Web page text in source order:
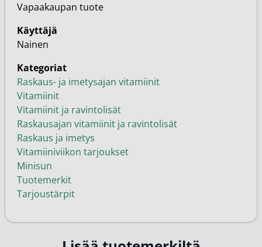
Vapaakaupan tuote
Käyttäjä
Nainen
Kategoriat
Raskaus- ja imetysajan vitamiinit
Vitamiinit
Vitamiinit ja ravintolisät
Raskausajan vitamiinit ja ravintolisät
Raskaus ja imetys
Vitamiiniviikon tarjoukset
Minisun
Tuotemerkit
Tarjoustärpit